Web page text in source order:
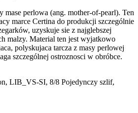
mase perlowa (ang. mother-of-pearl). Ten
marce Certina do produkcji szczególnie
uzyskuje sie z najglebszej
malzy. Material ten jest wyjatkowo
polyskujaca tarcza z masy perlowej
szczególnej ostroznosci w obróbce.
LIB_VS-SI, 8/8 Pojedynczy szlif,